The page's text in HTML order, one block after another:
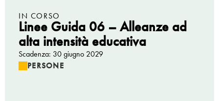
IN CORSO
Linee Guida 06 – Alleanze ad
alta intensità educativa
Scadenza: 30 giugno 2029
PERSONE